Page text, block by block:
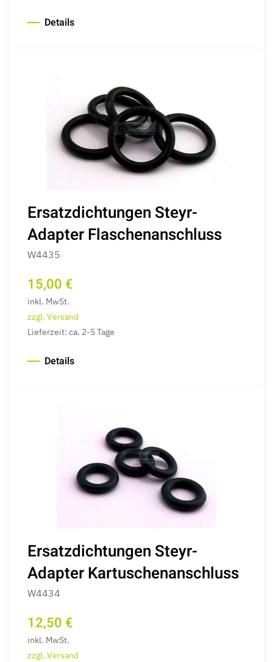
Details
Ersatzdichtungen Steyr-
Adapter Flaschenanschluss
W4435
15,00 €
inkl. MwSt.
zzgl. Versand
Lieferzeit: ca. 2-5 Tage
Details
Ersatzdichtungen Steyr-
Adapter Kartuschenanschluss
W4434
12,50 €
inkl. MwSt.
zzgl. Versand